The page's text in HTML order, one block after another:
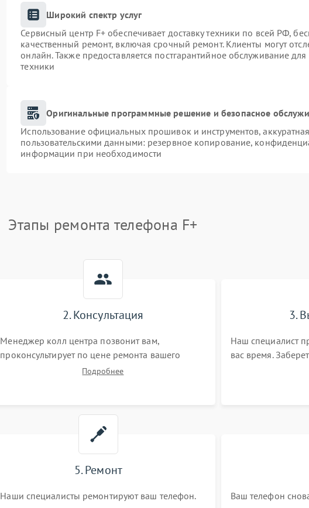
Широкий спектр услуг
Сервисный центр F+ обеспечивает доставку техники по всей РФ,
качественный ремонт, включая срочный ремонт. Клиенты могут
онлайн. Также предоставляется постгарантийное обслуживание
техники
Оригинальные программные решение и безопасное
Использование официальных прошивок и инструментов,
пользовательскими данными: резервное копирование,
информации при необходимости
Этапы ремонта телефона F+
2. Консультация
Менеджер колл центра позвонит вам,
проконсультирует по цене ремонта вашего
телефона а также ответит на все ваши вопросы.
Подробнее
3.
Наш специалист
вас время.
склад для
5. Ремонт
Наши специалисты ремонтируют ваш телефон.
Ваш телефон